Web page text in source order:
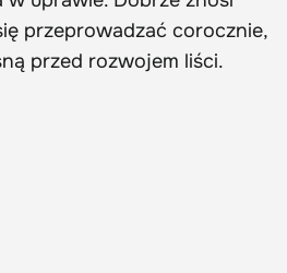
przeprowadzać corocznie,
przed rozwojem liści.